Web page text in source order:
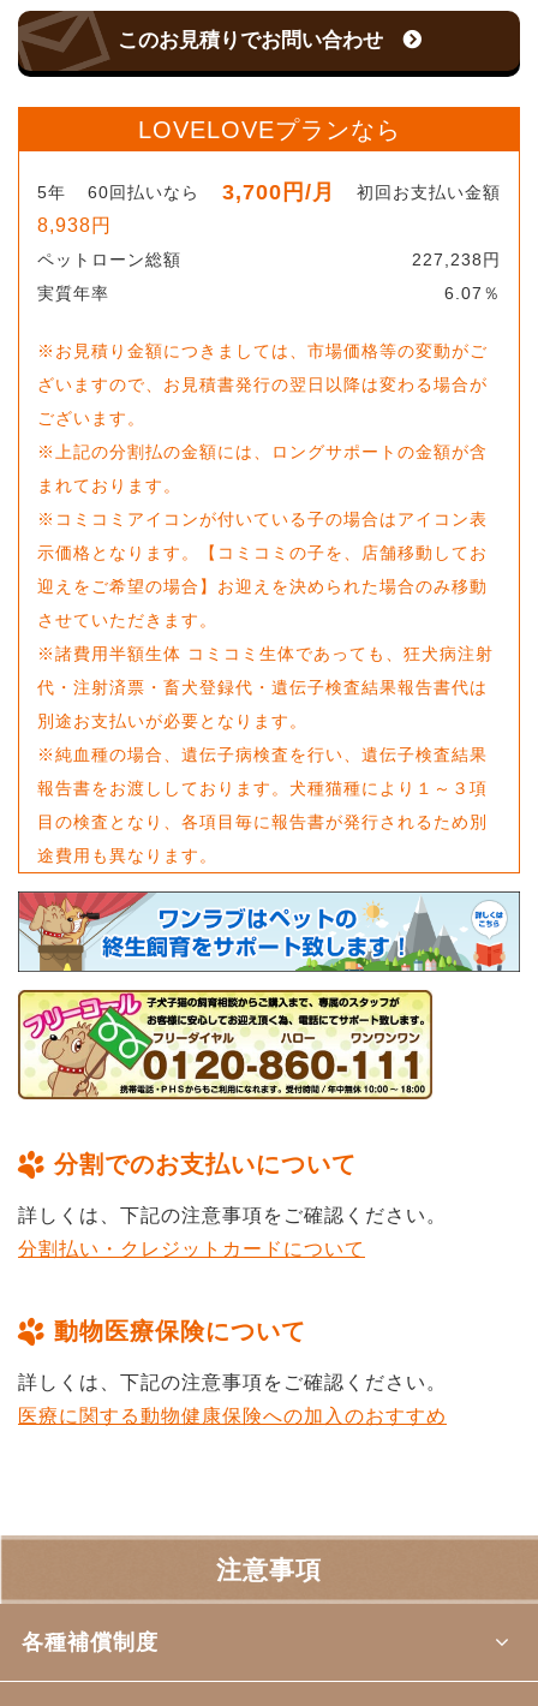
このお見積りでお問い合わせ
LOVELOVEプランなら
5年 60回払いなら 3,700 円 /月 初回お支払い金額
8,938円
ペットローン総額 227,238円
実質年率
6.07 ％
※お見積り金額につきましては、市場価格等の変動がご
ざいますので、お見積書発行の翌日以降は変わる場合が
ございます。
※上記の分割払の金額には、ロングサポートの金額が含
まれております。
※コミコミアイコンが付いている子の場合はアイコン表
示価格となります。【コミコミの子を、店舗移動してお
迎えをご希望の場合】お迎えを決められた場合のみ移動
させていただきます。
※諸費用半額生体 コミコミ生体であっても、狂犬病注射
代・注射済票・畜犬登録代・遺伝子検査結果報告書代は
別途お支払いが必要となります。
※純血種の場合、遺伝子病検査を行い、遺伝子検査結果
報告書をお渡ししております。犬種猫種により１～３項
目の検査となり、各項目毎に報告書が発行されるため別
途費用も異なります。
分割でのお支払いについて
詳しくは、下記の注意事項をご確認ください。
分割払い・クレジットカードについて
動物医療保険について
詳しくは、下記の注意事項をご確認ください。
医療に関する動物健康保険への加入のおすすめ
注意事項
各種補償制度